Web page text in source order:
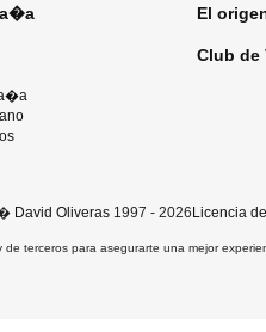
El
Club de
David Oliveras1997 - 2026 Licencia
de terceros para asegurarte una mejor